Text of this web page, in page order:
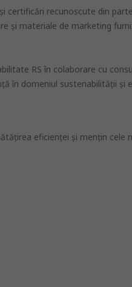
certificări recunoscute din
şi materiale de marketing
RS în colaborare cu
în domeniul sustenabilităţii şi
eficienţei şi menţin cele